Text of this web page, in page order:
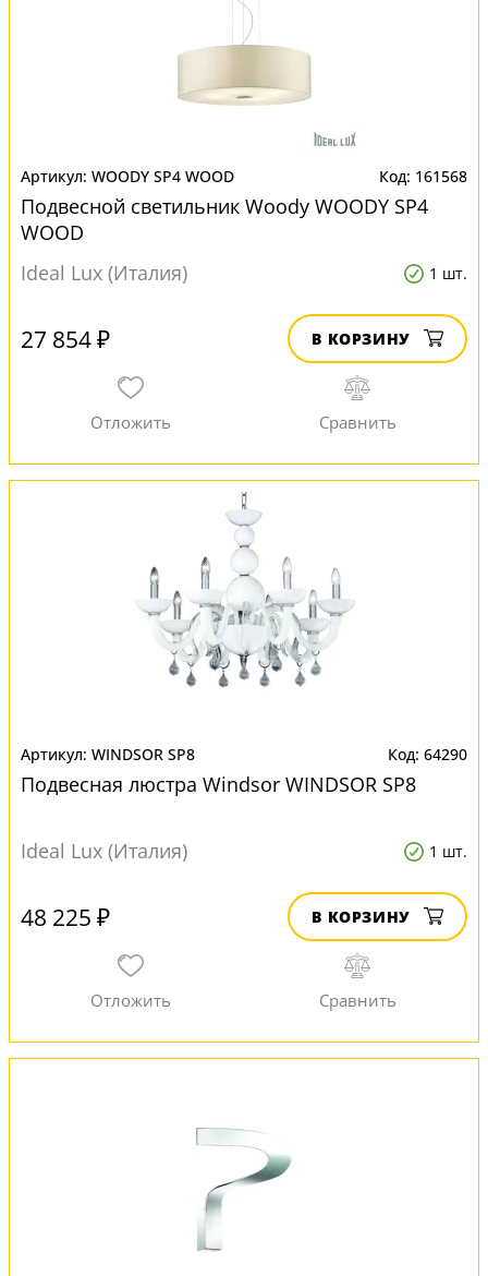
WOODY SP4 WOOD 161568
Подвесной светильник Woody WOODY SP4
WOOD
Ideal Lux (Италия)
1 шт.
27 854 ₽ В КОРЗИНУ
WINDSOR SP8 64290
Подвесная люстра Windsor WINDSOR SP8
Ideal Lux (Италия) 1 шт.
48 225 ₽ В КОРЗИНУ